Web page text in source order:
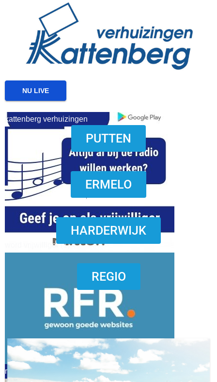
reanimatie ermelo
download onzze App
kattenberg verhuizingen
word vrijwilliger (1)
refreshed webdesign putten
NU LIVE
PUTTEN
ERMELO
HARDERWIJK
REGIO